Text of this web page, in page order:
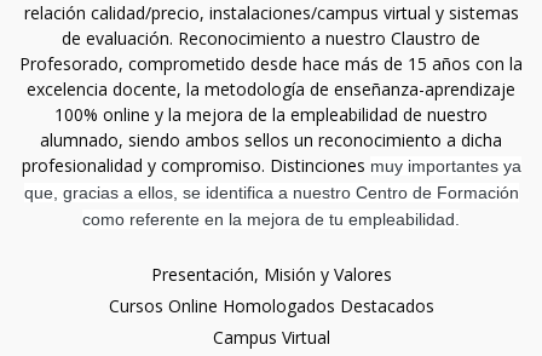
relación calidad/precio, instalaciones/campus virtual y sistemas
de evaluación. Reconocimiento a nuestro Claustro de
Profesorado, comprometido desde hace más de 15 años con la
excelencia docente, la metodología de enseñanza-aprendizaje
100% online y la mejora de la empleabilidad de nuestro
alumnado, siendo ambos sellos un reconocimiento a dicha
profesionalidad y compromiso. Distinciones muy importantes ya
que, gracias a ellos, se identifica a nuestro Centro de Formación
como referente en la mejora de tu empleabilidad.
Presentación, Misión y Valores
Cursos Online Homologados Destacados
Campus Virtual